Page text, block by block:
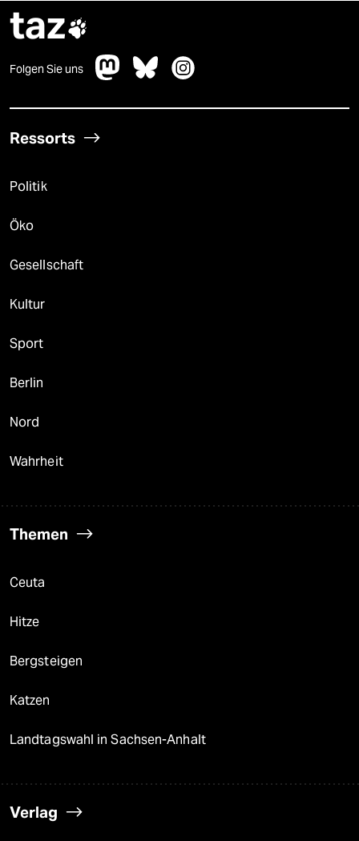
taz
Folgen Sie uns
Ressorts
Politik
Öko
Gesellschaft
Kultur
Sport
Berlin
Nord
Wahrheit
Themen
Ceuta
Hitze
Bergsteigen
Katzen
Landtagswahl in Sachsen-Anhalt
Verlag